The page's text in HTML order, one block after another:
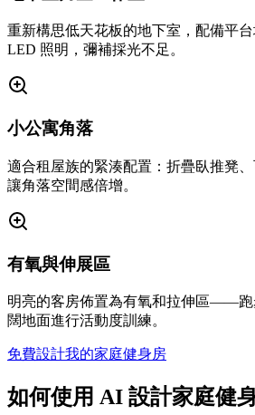
重新構思低天花板的地下室，配備平
LED 照明，彌補採光不足。
小公寓角落
適合租屋族的緊湊配置：折疊臥推凳、
讓角落空間感倍增。
有氧與伸展區
明亮的客房佈置為有氧和拉伸區——跑
闊地面進行活動度訓練。
免費設計我的家庭健身房
如何使用 AI 設計家庭健